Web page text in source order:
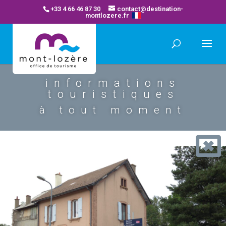
+33 4 66 46 87 30
contact@destination-
montlozere.fr
informations
touristiques
à tout moment